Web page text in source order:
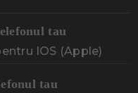
tau
IOS (Apple)
tau